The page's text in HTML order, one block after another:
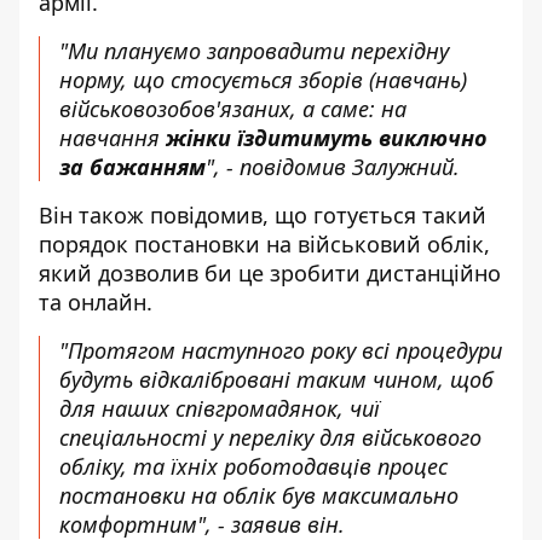
"Ми плануємо запровадити перехідну
норму, що стосується зборів (навчань)
військовозобов'язаних, а саме: на
навчання жінки їздитимуть виключно
за бажанням", - повідомив Залужний.
Він також повідомив, що готується такий
порядок постановки на військовий облік,
який дозволив би це зробити дистанційно
та онлайн.
"Протягом наступного року всі процедури
будуть відкалібровані таким чином, щоб
для наших співгромадянок, чиї
спеціальності у переліку для військового
обліку, та їхніх роботодавців процес
постановки на облік був максимально
комфортним", - заявив він.